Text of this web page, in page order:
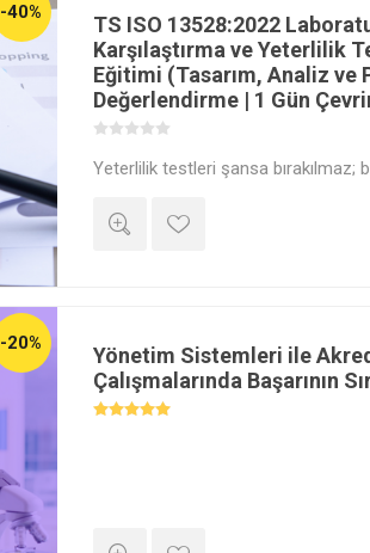
-40%
TS ISO 13528:2022
Karşılaştırma ve Yeterlilik
Eğitimi (Tasarım, Analiz ve
Değerlendirme | 1 Gün
Yeterlilik testleri şansa bırakılmaz;
performansını objektif bir
13528:2022 standardını; test
-20%
Yönetim Sistemleri ile
Çalışmalarında Başarının